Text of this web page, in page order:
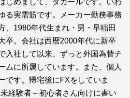
じめまして、ダカールです。いわ
る実需筋です。メーカー勤務事務
、1980年代生まれ・男・早稲田
卒。会社は西暦2000年代に新卒
入社して以来、ずっと外国為替チ
ムに所属しています。また、個人
です。帰宅後にFXをしていま
経験者～初心者さん向けに書い